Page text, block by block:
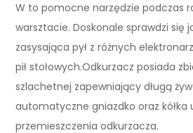
W to pomocne narzędzie podczas
warsztacie. Doskonale sprawdzi się
zasysająca pył z różnych
pił stołowych.Odkurzacz posiada
szlachetnej zapewniający długą
automatyczne gniazdko oraz kółka
przemieszczenia odkurzacza.